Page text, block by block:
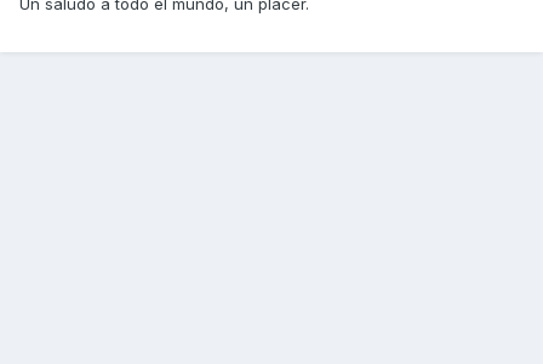
Un saludo a todo el mundo, un placer.